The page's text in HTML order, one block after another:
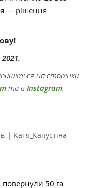
— рішення
на сторінки
та в Instagram.
| Катя_Капустіна
повернули 50 га